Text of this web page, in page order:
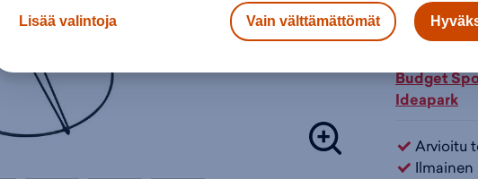
Tarkista
Budget
Ideapark
Arvioitu
Ilmainen
Lisää valintoja Vain välttämättömät